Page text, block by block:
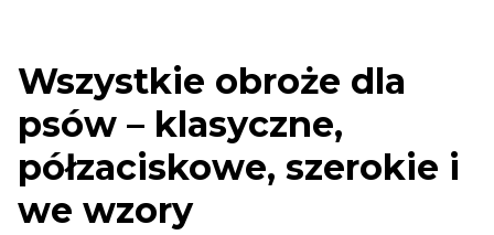
Wszystkie obroże dla
psów – klasyczne,
półzaciskowe, szerokie i
we wzory